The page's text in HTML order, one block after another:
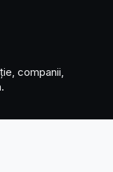
companii,